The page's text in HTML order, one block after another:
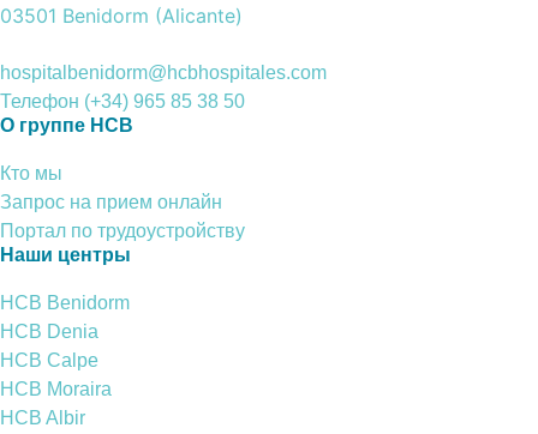
03501 Benidorm (Alicante)
hospitalbenidorm@hcbhospitales.com
Телефон (+34) 965 85 38 50
О группе HCB
Кто мы
Запрос на прием онлайн
Портал по трудоустройству
Наши центры
HCB Benidorm
HCB Denia
HCB Calpe
HCB Moraira
HCB Albir